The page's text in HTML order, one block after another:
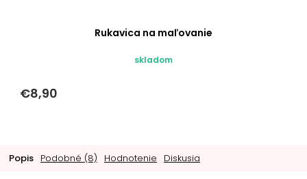
Rukavica na maľovanie
skladom
€8,90
Popis Podobné (8) Hodnotenie Diskusia